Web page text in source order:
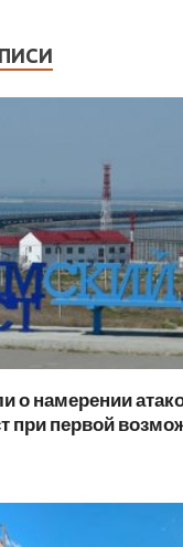
о намерении
при первой